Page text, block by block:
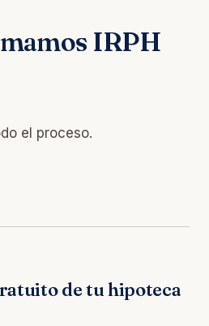
IRPH
el proceso.
de tu hipoteca